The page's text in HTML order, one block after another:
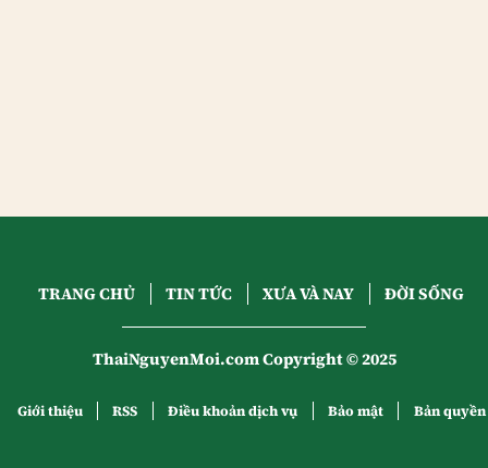
TRANG CHỦ TIN TỨC XƯA VÀ NAY ĐỜI SỐNG
ThaiNguyenMoi.com Copyright © 2025
Giới thiệu RSS Điều khoản dịch vụ Bảo mật Bản quyền